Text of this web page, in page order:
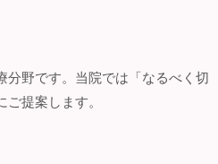
分野です。当院では「なるべく切
提案します。